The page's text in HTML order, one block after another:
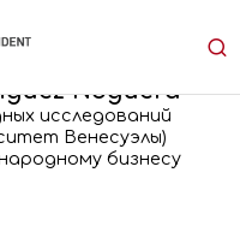
Noguera
исследований
Венесуэлы)
бизнесу